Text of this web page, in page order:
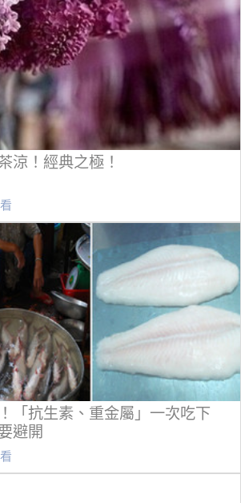
涼！經典之極！
「抗生素、重金屬」一次吃下
避開